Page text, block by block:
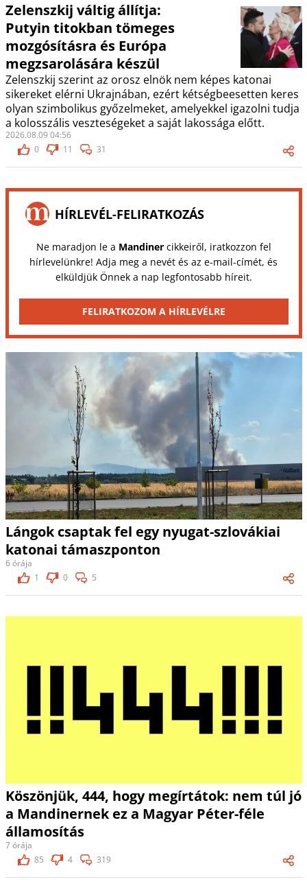
Zelenszkij váltig állítja:
Putyin titokban tömeges
mozgósításra és Európa
megzsarolására készül
Zelenszkij szerint az orosz elnök nem képes katonai
sikereket elérni Ukrajnában, ezért kétségbeesetten keres
olyan szimbolikus győzelmeket, amelyekkel igazolni tudja
a kolosszális veszteségeket a saját lakossága előtt.
2026.08.09 04:56
0
11 31
HÍRLEVÉL-FELIRATKOZÁS
Ne maradjon le a Mandinercikkeiről, iratkozzon fel
hírlevelünkre! Adja meg a nevét és az e-mail-címét, és
elküldjük Önnek a nap legfontosabb híreit.
FELIRATKOZOM A HÍRLEVÉLRE
Lángok csaptak fel egy nyugat-szlovákiai
katonai támaszponton
6 órája
1
0 5
Köszönjük, 444, hogy megírtátok: nem túl jó
a Mandinernek ez a Magyar Péter-féle
államosítás
7 órája
85
4 319